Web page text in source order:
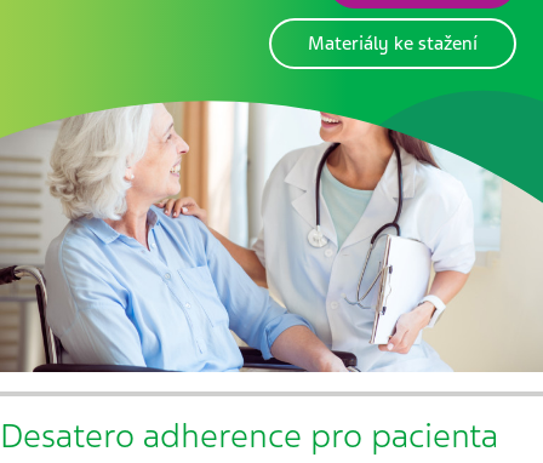
Materiály ke stažení
Desatero adherence pro pacienta